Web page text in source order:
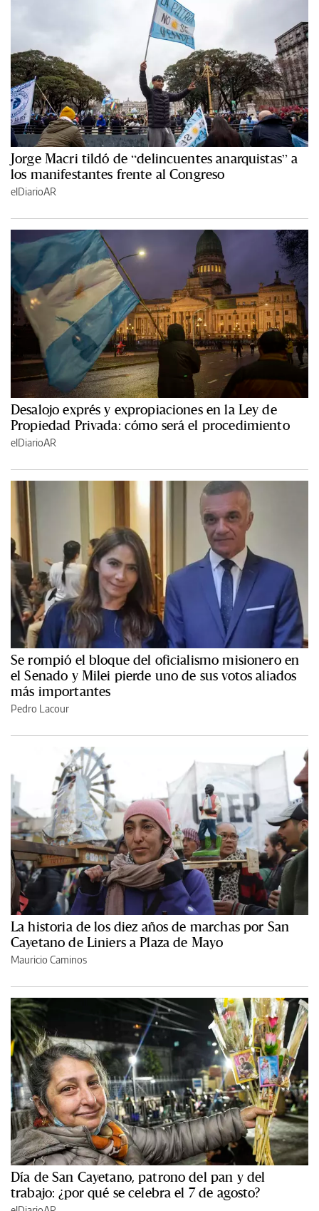
Jorge Macri tildó de “delincuentes anarquistas” a
los manifestantes frente al Congreso
elDiarioAR
Desalojo exprés y expropiaciones en la Ley de
Propiedad Privada: cómo será el procedimiento
elDiarioAR
Se rompió el bloque del oficialismo misionero en
el Senado y Milei pierde uno de sus votos aliados
más importantes
Pedro Lacour
La historia de los diez años de marchas por San
Cayetano de Liniers a Plaza de Mayo
Mauricio Caminos
Día de San Cayetano, patrono del pan y del
trabajo: ¿por qué se celebra el 7 de agosto?